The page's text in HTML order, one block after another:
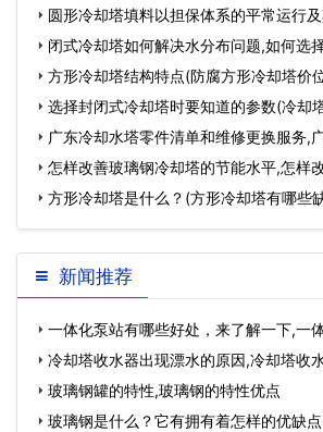
视频)…
圆形冷却塔填料以担保体系的平常运行
却塔填料…
闭式冷却塔如何解决水分布问题,如何选
方形冷却塔结构特点(防腐方形冷却塔价
选择封闭式冷却塔时要知道的参数(冷却
广东冷却水塔零件清单和维修更换服务,
怎样改善玻璃钢冷却塔的节能水平,怎样
方形冷却塔是什么？(方形冷却塔有哪些
新闻推荐
一体化泵站有哪些好处，来了解一下,一
冷却塔收水器出现漂水的原因,冷却塔收
法？…
玻璃钢罐的特性,玻璃钢的特性优点
玻璃钢是什么？它有拥有着怎样的优缺